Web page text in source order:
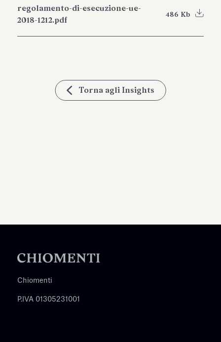
regolamento-di-esecuzione-ue-
2018-1212.pdf
486 Kb
Torna agli Insights
Chiomenti
P.IVA 01305231001